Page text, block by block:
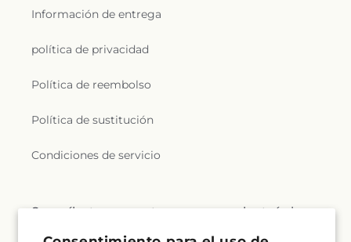
Información de entrega
política de privacidad
Política de reembolso
Política de sustitución
Condiciones de servicio
Suscríbete a nuestros correos electrónicos